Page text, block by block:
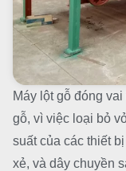
Máy lột gỗ đóng
gỗ, vì việc loại bỏ
suất của các thiết
xẻ, và dây chuyền